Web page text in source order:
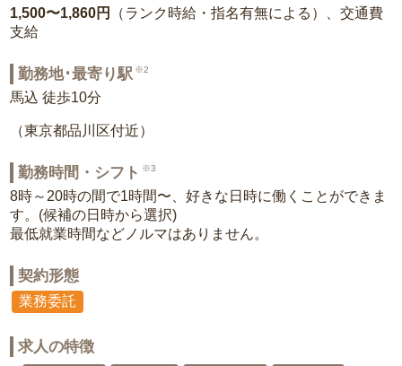
1,500〜1,860円
（ランク時給・指名有無による）、交通費
支給
勤務地･最寄り駅 ※2
馬込 徒歩10分
（東京都品川区付近）
勤務時間・シフト ※3
8時～20時の間で1時間〜、好きな日時に働くことができま
す。(候補の日時から選択)
最低就業時間などノルマはありません。
契約形態
業務委託
求人の特徴